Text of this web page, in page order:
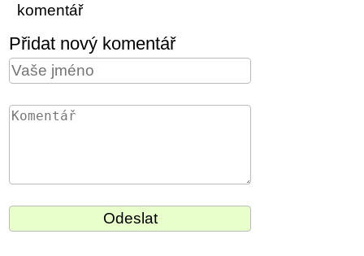
komentář
Přidat nový komentář